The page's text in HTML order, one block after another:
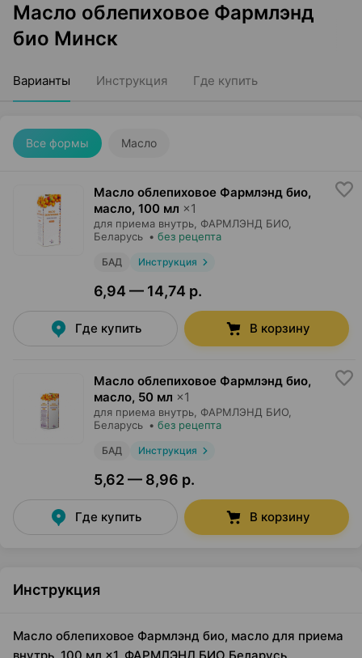
Масло облепиховое Фармлэнд
био Минск
Варианты Инструкция Где купить
Все формы Масло
Масло облепиховое Фармлэнд био,
масло, 100 мл ×1
для приема внутрь, ФАРМЛЭНД БИО
Беларусь • без рецепта
БАД Инструкция
6,94 — 14,74 р.
Где купить В корзину
Масло облепиховое Фармлэнд био,
масло, 50 мл ×1
для приема внутрь, ФАРМЛЭНД БИО
Беларусь • без рецепта
БАД Инструкция
5,62 — 8,96 р.
Где купить В корзину
Инструкция
Масло облепиховое Фармлэнд био, масло для приема